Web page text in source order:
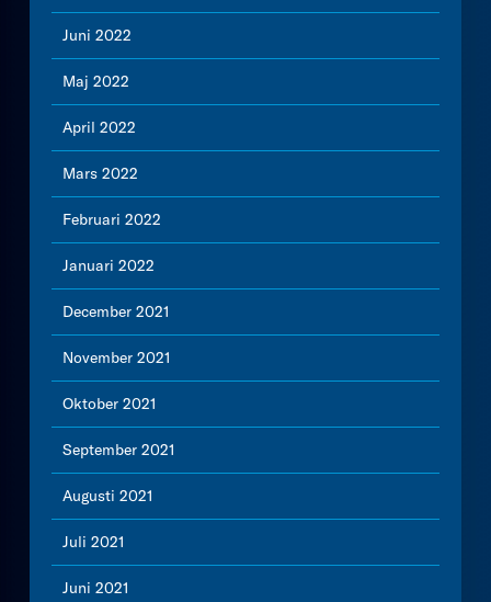
Juni 2022
Maj 2022
April 2022
Mars 2022
Februari 2022
Januari 2022
December 2021
November 2021
Oktober 2021
September 2021
Augusti 2021
Juli 2021
Juni 2021